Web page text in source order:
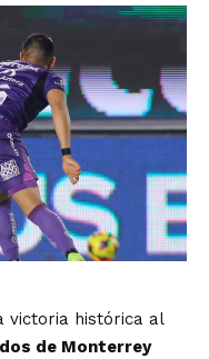
victoria histórica al
de Monterrey